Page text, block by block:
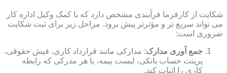
شکایت از کارفرما فرآیندی مشخص دارد که با کمک وکیل اداره کار
می تواند سریع تر و مؤثرتر پیش برود. مراحل زیر برای ثبت شکایت
ضروری است:
جمع آوری مدارک: مدارکی مانند قرارداد کاری، فیش حقوقی،
پرینت حساب بانکی، لیست بیمه، یا هر مدرکی که رابطه
کاری را اثبات کند.